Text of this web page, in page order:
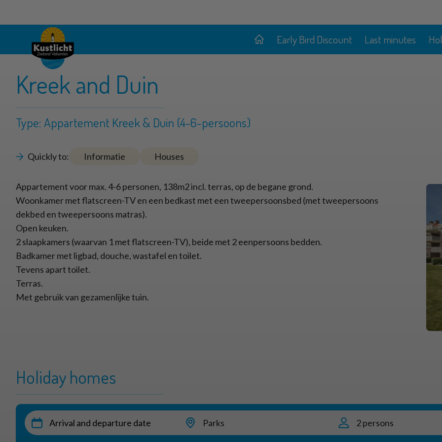
Early Bird Discount Last minutes
Kreek and Duin
Type: Appartement Kreek & Duin (4-6-persoons)
Quickly to: Informatie Houses
Appartement voor max. 4-6 personen, 138m2 incl. terras, op de begane grond.
Woonkamer met flatscreen-TV en een bedkast met een tweepersoonsbed (met tweepersoons
dekbed en tweepersoons matras).
Open keuken.
2 slaapkamers (waarvan 1 met flatscreen-TV), beide met 2 eenpersoons bedden.
Badkamer met ligbad, douche, wastafel en toilet.
Tevens apart toilet.
Terras.
Met gebruik van gezamenlijke tuin.
Holiday homes
Parks 2 persons